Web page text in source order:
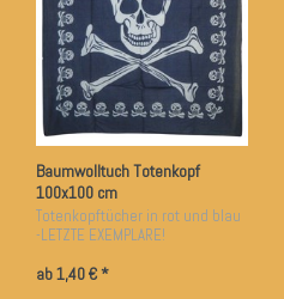
Baumwolltuch Totenkopf
100x100 cm
Totenkopftücher in rot und blau
-LETZTE EXEMPLARE!
ab 1,40 € *